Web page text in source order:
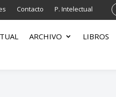
Contacto P. Intelectual
ARCHIVO LIBROS